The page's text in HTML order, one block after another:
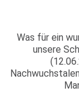
Was für ein
unsere